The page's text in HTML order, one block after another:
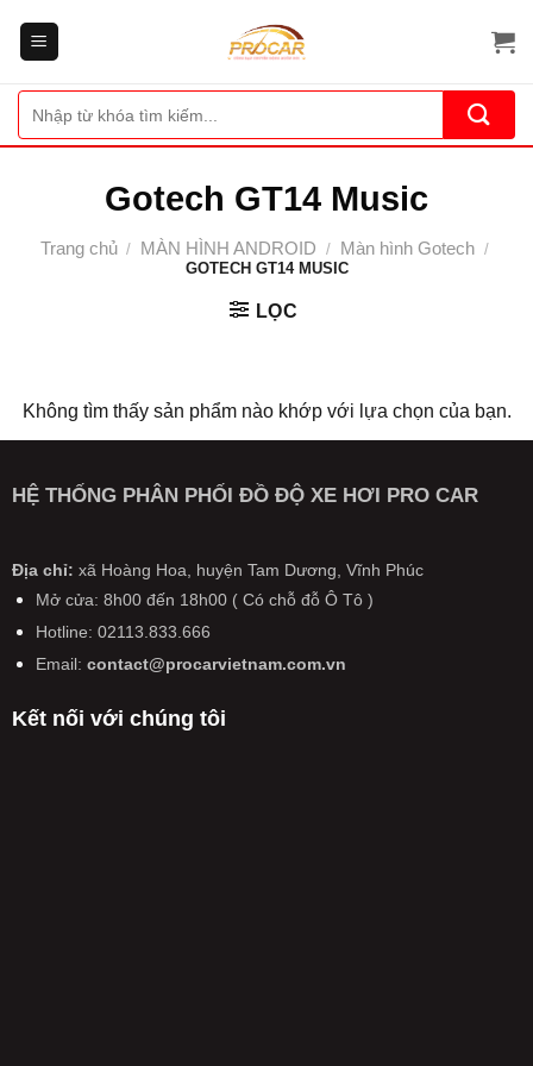
kiếm:
Gotech GT14 Music
Trang chủ / MÀN HÌNH ANDROID / Màn hình Gotech /
GOTECH GT14 MUSIC
LỌC
Không tìm thấy sản phẩm nào khớp với lựa chọn của bạn.
HỆ THỐNG PHÂN PHỐI ĐỒ ĐỘ XE HƠI PRO CAR
Địa chỉ: xã Hoàng Hoa, huyện Tam Dương, Vĩnh Phúc
Mở cửa: 8h00 đến 18h00 ( Có chỗ đỗ Ô Tô )
Hotline: 02113.833.666
Email:contact@procarvietnam.com.vn
Kết nối với chúng tôi